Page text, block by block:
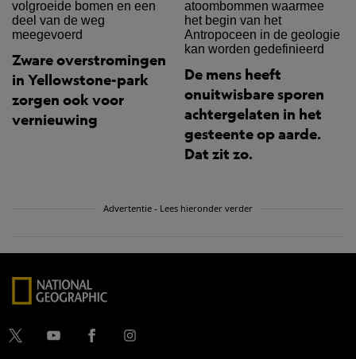
Zware overstromingen
in Yellowstone-park
zorgen ook voor
vernieuwing
De mens heeft
onuitwisbare sporen
achtergelaten in het
gesteente op aarde.
Dat zit zo.
Advertentie - Lees hieronder verder